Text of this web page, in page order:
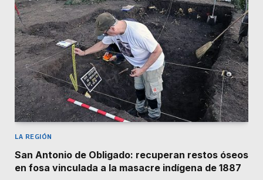
LA REGIÓN
San Antonio de Obligado: recuperan restos óseos
en fosa vinculada a la masacre indígena de 1887